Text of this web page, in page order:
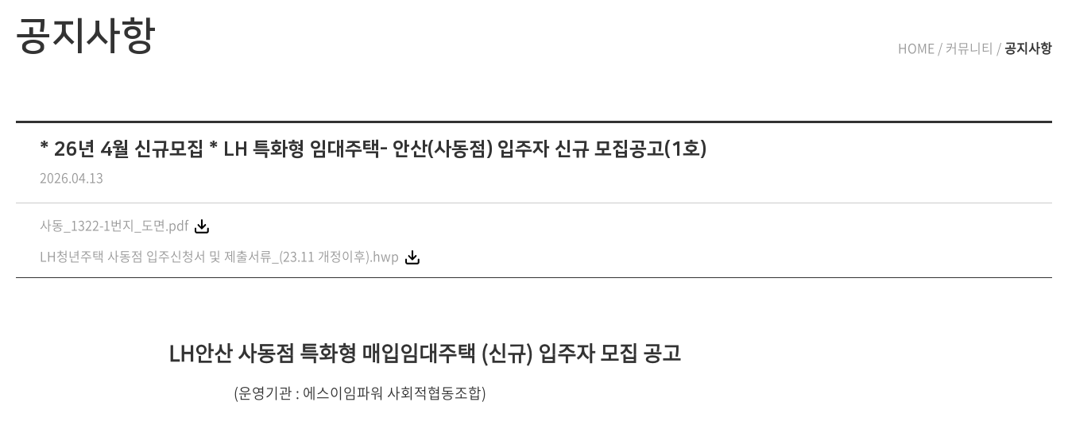
공지사항 HOME / 커뮤니티 / 공지사항
* 26년 4월 신규모집 * LH 특화형 임대주택- 안산(사동점) 입주자 신규 모집공고(1호)
2026.04.13
사동_1322-1번지_도면.pdf
LH청년주택 사동점 입주신청서 및 제출서류_(23.11 개정이후).hwp
LH안산 사동점 특화형 매입임대주택 (신규) 입주자 모집 공고
(운영기관 : 에스이임파워 사회적협동조합)